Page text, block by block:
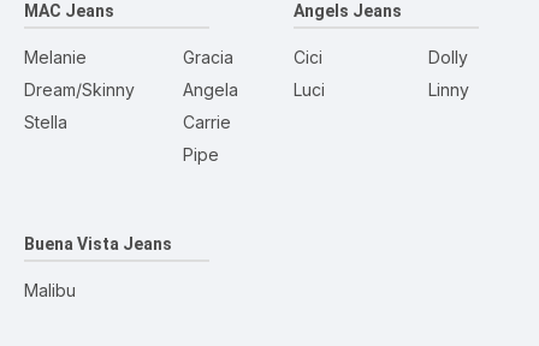
MAC Jeans
Melanie
Dream/Skinny
Stella
Gracia
Angela
Carrie
Pipe
Angels Jeans
Cici
Luci
Dolly
Linny
Buena Vista Jeans
Malibu